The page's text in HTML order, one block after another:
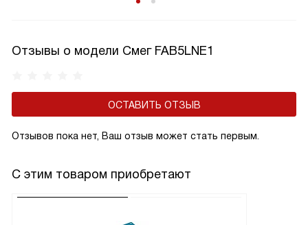
Отзывы о модели Смег FAB5LNE1
ОСТАВИТЬ ОТЗЫВ
Отзывов пока нет, Ваш отзыв может стать первым.
С этим товаром приобретают